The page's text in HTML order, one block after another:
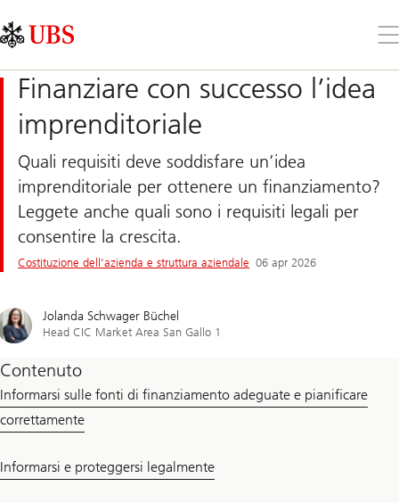
Links
Area
il
Finanziare con successo l’idea
imprenditoriale
Quali requisiti deve soddisfare un’idea
imprenditoriale per ottenere un finanziamento?
Leggete anche quali sono i requisiti legali per
consentire la crescita.
Costituzione dell’azienda e struttura aziendale 06 apr 2026
Jolanda Schwager Büchel
Head CIC Market Area San Gallo 1
Contenuto
Informarsi sulle fonti di finanziamento adeguate e pianificare
correttamente
Informarsi e proteggersi legalmente